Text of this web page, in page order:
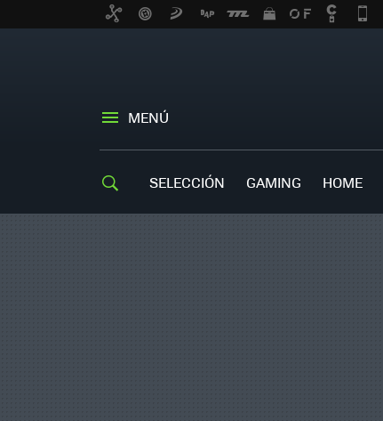
MENÚ
SELECCIÓN GAMING HOME